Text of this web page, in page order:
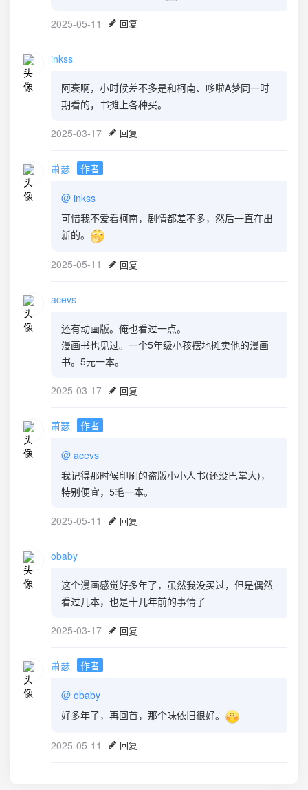
2025-05-11 回复
inkss
阿衰啊，小时候差不多是和柯南、哆啦A梦同一时
期看的，书摊上各种买。
2025-03-17 回复
萧瑟 作者
@ inkss
可惜我不爱看柯南，剧情都差不多，然后一直在出
新的。
2025-05-11 回复
acevs
还有动画版。俺也看过一点。
漫画书也见过。一个5年级小孩摆地摊卖他的漫画
书。5元一本。
2025-03-17 回复
萧瑟 作者
@ acevs
我记得那时候印刷的盗版小小人书(还没巴掌大)，
特别便宜，5毛一本。
2025-05-11 回复
obaby
这个漫画感觉好多年了，虽然我没买过，但是偶然
看过几本，也是十几年前的事情了
2025-03-17 回复
萧瑟 作者
@ obaby
好多年了，再回首，那个味依旧很好。
2025-05-11 回复